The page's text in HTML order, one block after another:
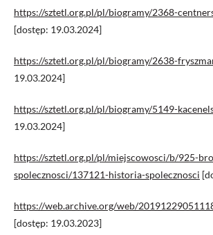
https://sztetl.org.pl/pl/biogramy/2368-
[dostęp: 19.03.2024]
https://sztetl.org.pl/pl/biogramy/2638-
19.03.2024]
https://sztetl.org.pl/pl/biogramy/5149-
19.03.2024]
https://sztetl.org.pl/pl/miejscowosci/b/925-
spolecznosci/137121-historia-spolecznosci
https://web.archive.org/web/
[dostęp: 19.03.2023]